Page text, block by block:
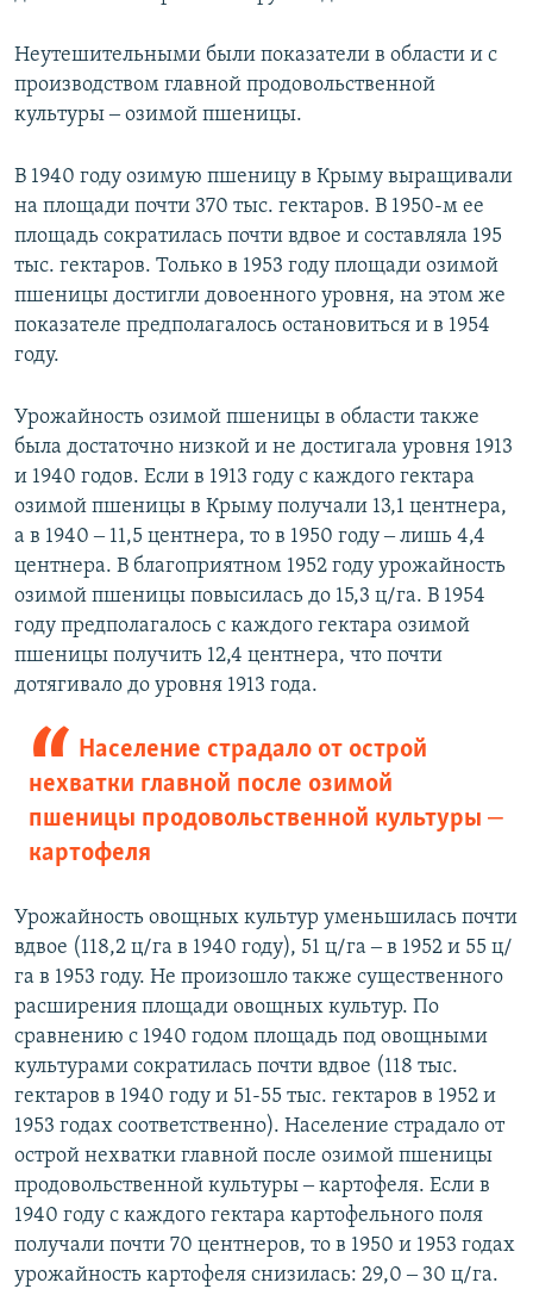
Неутешительными были показатели в области и с
производством главной продовольственной
культуры ‒ озимой пшеницы.
В 1940 году озимую пшеницу в Крыму выращивали
на площади почти 370 тыс. гектаров. В 1950-м ее
площадь сократилась почти вдвое и составляла 195
тыс. гектаров. Только в 1953 году площади озимой
пшеницы достигли довоенного уровня, на этом же
показателе предполагалось остановиться и в 1954
году.
Урожайность озимой пшеницы в области также
была достаточно низкой и не достигала уровня 1913
и 1940 годов. Если в 1913 году с каждого гектара
озимой пшеницы в Крыму получали 13,1 центнера,
а в 1940 ‒ 11,5 центнера, то в 1950 году ‒ лишь 4,4
центнера. В благоприятном 1952 году урожайность
озимой пшеницы повысилась до 15,3 ц/га. В 1954
году предполагалось с каждого гектара озимой
пшеницы получить 12,4 центнера, что почти
дотягивало до уровня 1913 года.
Население страдало от острой
нехватки главной после озимой
пшеницы продовольственной культуры ‒
картофеля
Урожайность овощных культур уменьшилась почти
вдвое (118,2 ц/га в 1940 году), 51 ц/га ‒ в 1952 и 55 ц/
га в 1953 году. Не произошло также существенного
расширения площади овощных культур. По
сравнению с 1940 годом площадь под овощными
культурами сократилась почти вдвое (118 тыс.
гектаров в 1940 году и 51-55 тыс. гектаров в 1952 и
1953 годах соответственно). Население страдало от
острой нехватки главной после озимой пшеницы
продовольственной культуры ‒ картофеля. Если в
1940 году с каждого гектара картофельного поля
получали почти 70 центнеров, то в 1950 и 1953 годах
урожайность картофеля снизилась: 29,0 ‒ 30 ц/га.